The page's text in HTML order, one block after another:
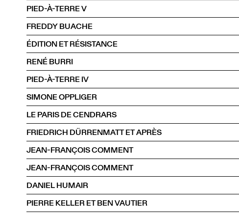
PIED-À-TERRE V
FREDDY BUACHE
ÉDITION ET RÉSISTANCE
RENÉ BURRI
PIED-À-TERRE IV
SIMONE OPPLIGER
LE PARIS DE CENDRARS
FRIEDRICH DÜRRENMATT ET APRÈS
JEAN-FRANÇOIS COMMENT
JEAN-FRANÇOIS COMMENT
DANIEL HUMAIR
PIERRE KELLER ET BEN VAUTIER